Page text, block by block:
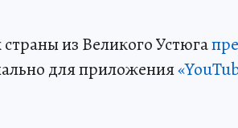
из Великого Устюга
для приложения